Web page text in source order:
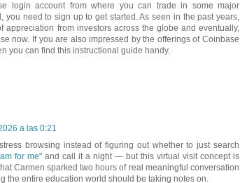
login account from where you can trade in some major
you need to sign up to get started. As seen in the past years,
appreciation from investors across the globe and eventually,
now. If you are also impressed by the offerings of Coinbase
you can find this instructional guide handy.
a las 0:21
browsing instead of figuring out whether to just search
for me" and call it a night — but this virtual visit concept is
Carmen sparked two hours of real meaningful conversation
the entire education world should be taking notes on.